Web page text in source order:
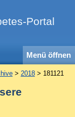
Portal
Menü öffnen
> 2018> 181121